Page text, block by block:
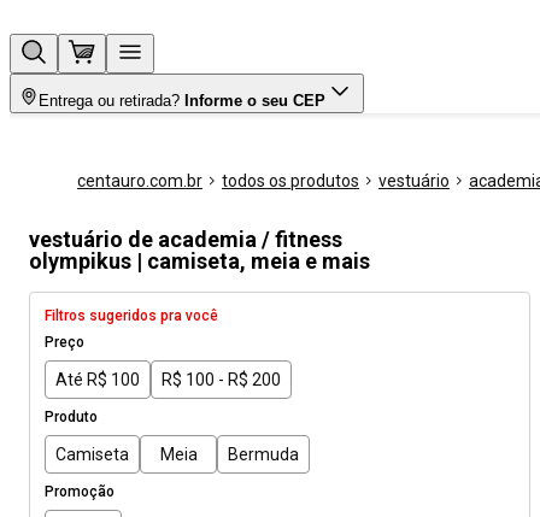
Entrega ou retirada? Informe o seu CEP
centauro.com.br todos os produtos vestuário
vestuário de academia / fitness
olympikus | camiseta, meia e mais
Filtros sugeridos pra você
Preço
Até R$ 100 R$ 100 - R$ 200
Produto
Camiseta Meia Bermuda
Promoção